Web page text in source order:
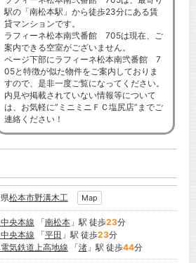
駅の「南松本駅」から徒歩23分にある賃
貸マンションです。
ラフィーネ松本南弐番館 705は現在、ご
案内できる空室がございません。
ページ下部にラフィーネ松本南弐番館 7
05と特徴が似た物件をご案内しておりま
すので、是非一度ご覧になってください。
内見や掲載されていない情報等について
は、お気軽に”ミニミニＦＣ塩尻店”までご
連絡ください！
松本市野溝木工 Map
中央本線 「南松本」駅 徒歩23分
中央本線 「平田 」駅 徒歩23分
気鉄道上高地線 「渚」駅 徒歩44分